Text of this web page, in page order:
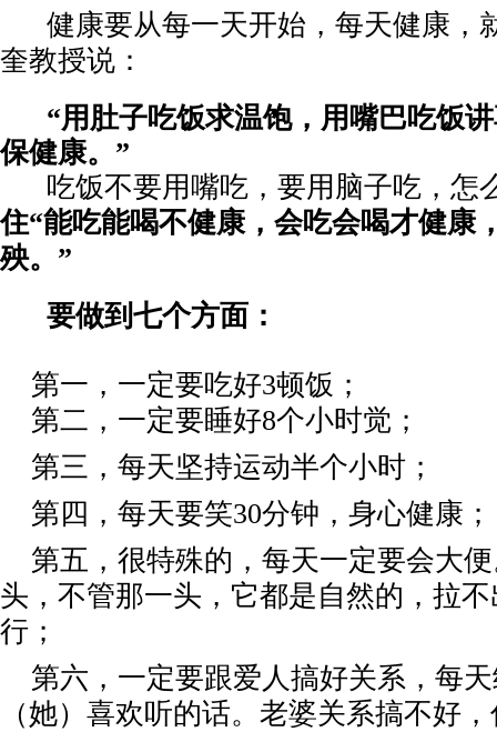
健康要从每一天开始，每天健康，
奎教授说：
“用肚子吃饭求温饱，用嘴巴吃饭
保健康。”
吃饭不要用嘴吃，要用脑子吃，怎
住“能吃能喝不健康，会吃会喝才健康
殃。”
要做到七个方面：
第一，一定要吃好3顿饭；
第二，一定要睡好8个小时觉；
第三，每天坚持运动半个小时；
第四，每天要笑30分钟，身心健康；
第五，很特殊的，每天一定要会大
头，不管那一头，它都是自然的，拉
行；
第六，一定要跟爱人搞好关系，每
（她）喜欢听的话。老婆关系搞不好